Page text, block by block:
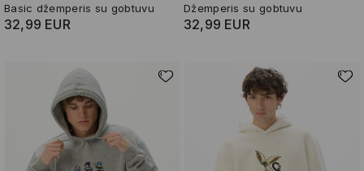
Basic džemperis su gobtuvu
32,99 EUR
Džemperis su gobtuvu
32,99 EUR